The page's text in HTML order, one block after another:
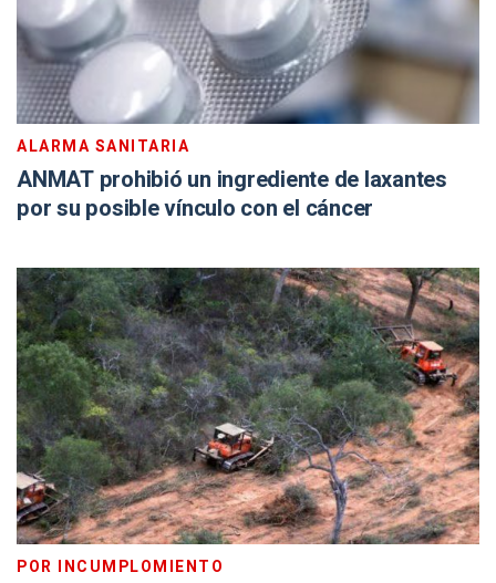
ALARMA SANITARIA
ANMAT prohibió un ingrediente de laxantes
por su posible vínculo con el cáncer
POR INCUMPLOMIENTO